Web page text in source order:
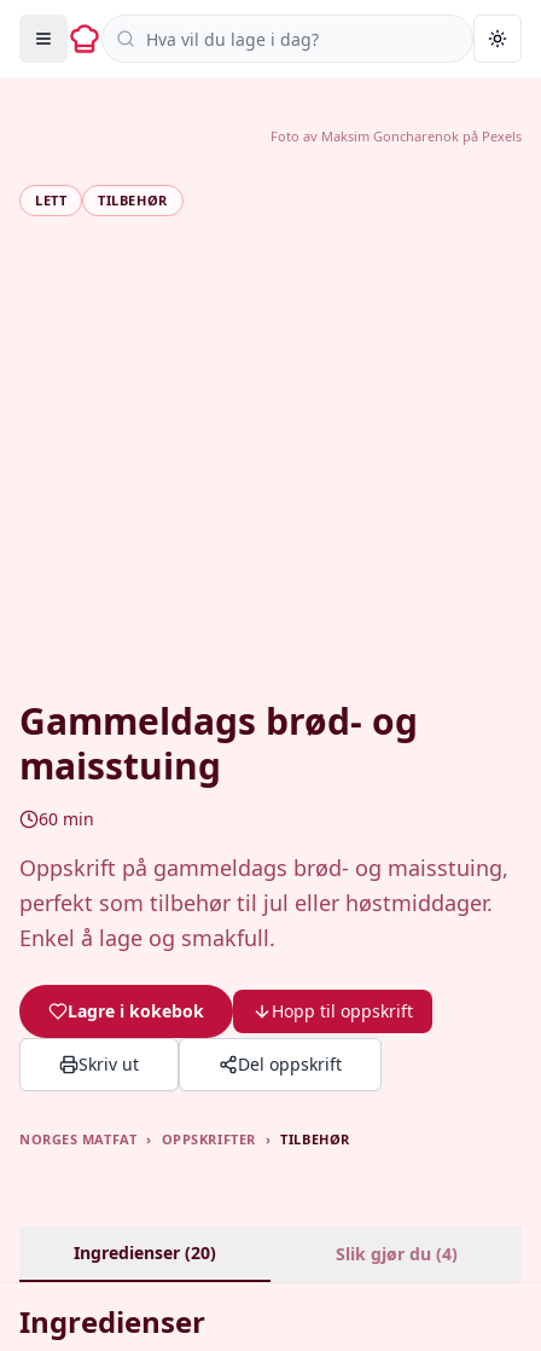
Søk i oppskrifter
LETT TILBEHØR
Gammeldags brød- og
maisstuing
60 min
Oppskrift på gammeldags brød- og maisstuing,
perfekt som tilbehør til jul eller høstmiddager.
Enkel å lage og smakfull.
Lagre i kokebok Hopp til oppskrift
Skriv ut Del oppskrift
Foto av Maksim Goncharenok på Pexels
NORGES MATFAT › OPPSKRIFTER › TILBEHØR
Ingredienser (20) Slik gjør du (4)
Ingredienser